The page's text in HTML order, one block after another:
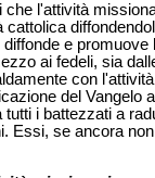
che l'attività
cattolica
e
ai fedeli, sia
con
del Vangelo
i battezzati a
Essi, se ancora